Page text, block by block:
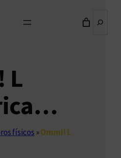
L
físicos »Ommi! L